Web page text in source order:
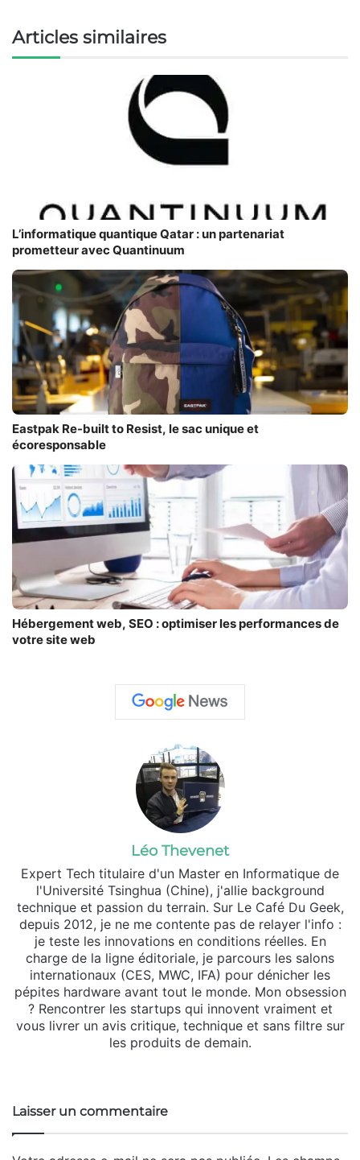
Articles similaires
L’informatique quantique Qatar : un partenariat
prometteur avec Quantinuum
Eastpak Re-built to Resist, le sac unique et
écoresponsable
Hébergement web, SEO : optimiser les performances de
votre site web
Léo Thevenet
Expert Tech titulaire d'un Master en Informatique de
l'Université Tsinghua (Chine), j'allie background
technique et passion du terrain. Sur Le Café Du Geek,
depuis 2012, je ne me contente pas de relayer l'info :
je teste les innovations en conditions réelles. En
charge de la ligne éditoriale, je parcours les salons
internationaux (CES, MWC, IFA) pour dénicher les
pépites hardware avant tout le monde. Mon obsession
? Rencontrer les startups qui innovent vraiment et
vous livrer un avis critique, technique et sans filtre sur
les produits de demain.
Laisser un commentaire